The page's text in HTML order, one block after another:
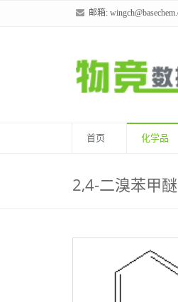
邮箱:
首页 化学品
2,4-二溴苯甲醚